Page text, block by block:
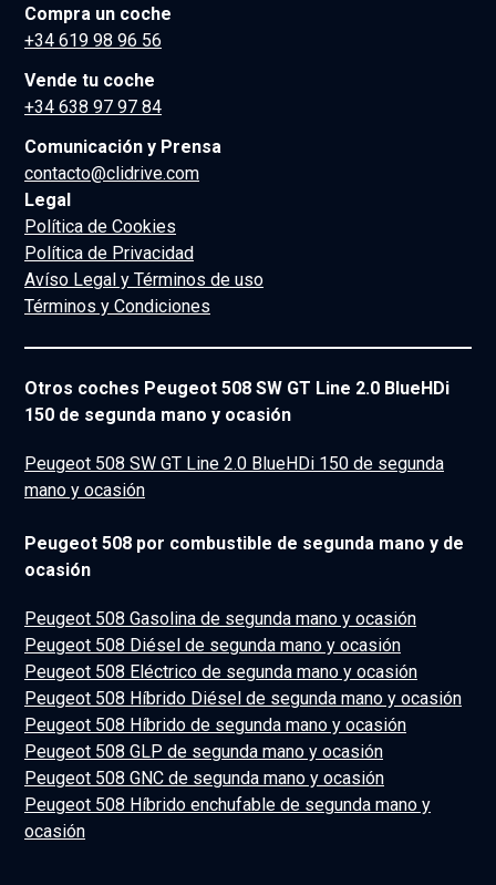
Compra un coche
+34 619 98 96 56
Vende tu coche
+34 638 97 97 84
Comunicación y Prensa
contacto@clidrive.com
Legal
Política de Cookies
Política de Privacidad
Avíso Legal y Términos de uso
Términos y Condiciones
Otros coches Peugeot 508 SW GT Line 2.0 BlueHDi
150 de segunda mano y ocasión
Peugeot 508 SW GT Line 2.0 BlueHDi 150 de segunda
mano y ocasión
Peugeot 508 por combustible de segunda mano y de
ocasión
Peugeot 508 Gasolina de segunda mano y ocasión
Peugeot 508 Diésel de segunda mano y ocasión
Peugeot 508 Eléctrico de segunda mano y ocasión
Peugeot 508 Híbrido Diésel de segunda mano y ocasión
Peugeot 508 Híbrido de segunda mano y ocasión
Peugeot 508 GLP de segunda mano y ocasión
Peugeot 508 GNC de segunda mano y ocasión
Peugeot 508 Híbrido enchufable de segunda mano y
ocasión